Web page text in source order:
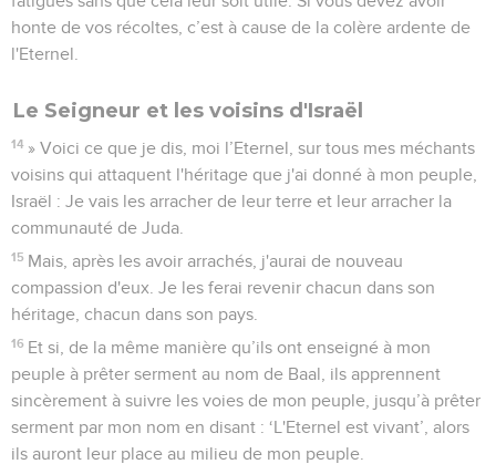
honte de vos récoltes, c’est à cause de la colère ardente de
l'Eternel.
Le Seigneur et les voisins d'Israël
14 » Voici ce que je dis, moi l’Eternel, sur tous mes méchants
voisins qui attaquent l'héritage que j'ai donné à mon peuple,
Israël : Je vais les arracher de leur terre et leur arracher la
communauté de Juda.
15 Mais, après les avoir arrachés, j'aurai de nouveau
compassion d'eux. Je les ferai revenir chacun dans son
héritage, chacun dans son pays.
16 Et si, de la même manière qu’ils ont enseigné à mon
peuple à prêter serment au nom de Baal, ils apprennent
sincèrement à suivre les voies de mon peuple, jusqu’à prêter
serment par mon nom en disant : ‘L'Eternel est vivant’, alors
ils auront leur place au milieu de mon peuple.